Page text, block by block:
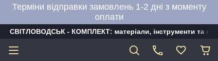
Терміни відправки замовлень 1-2 дні з моменту
оплати
СВІТЛОВОДСЬК - КОМПЛЕКТ: матеріали, інструменти та